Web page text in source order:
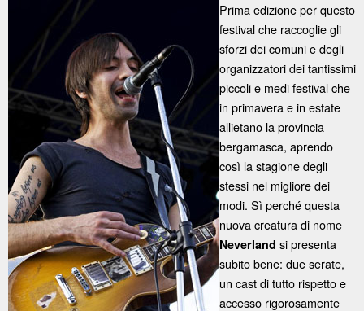
Prima edizione per questo
festival che raccoglie gli
sforzi dei comuni e degli
organizzatori dei tantissimi
piccoli e medi festival che
in primavera e in estate
allietano la provincia
bergamasca, aprendo
così la stagione degli
stessi nel migliore dei
modi. Sì perché questa
nuova creatura di nome
Neverland si presenta
subito bene: due serate,
un cast di tutto rispetto e
accesso rigorosamente